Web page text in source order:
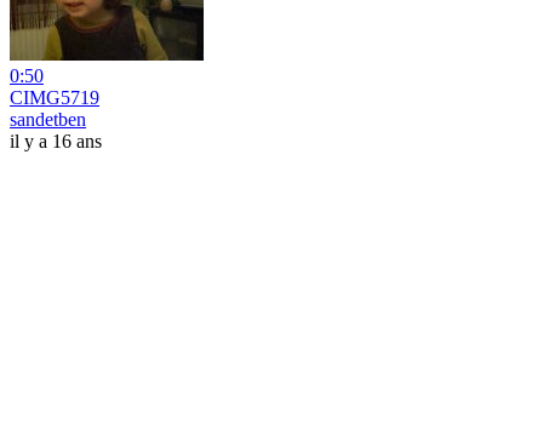
0:50
CIMG5719
sandetben
il y a 16 ans